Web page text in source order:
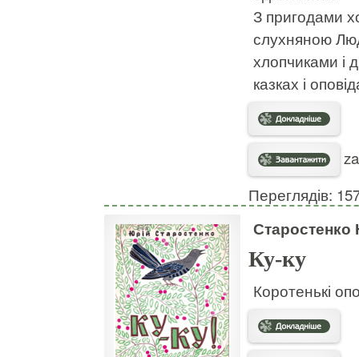
З пригодами
слухняною
хлопчиками і
казках і
Переглядів:
Старостенко
Ку-ку
Коротенькі